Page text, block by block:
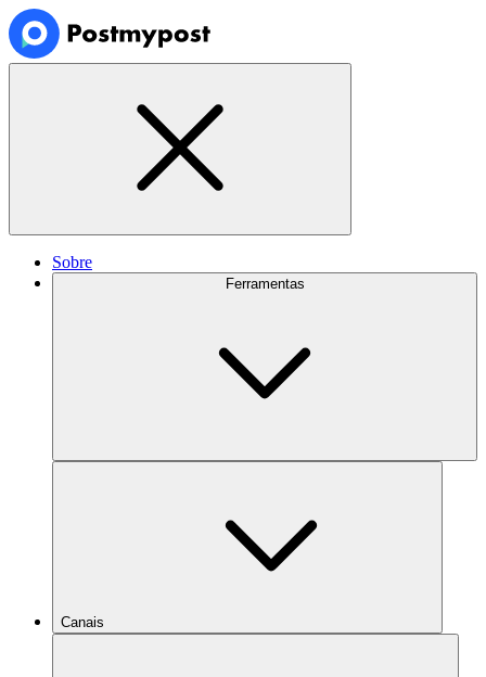
Sobre
Ferramentas
Canais